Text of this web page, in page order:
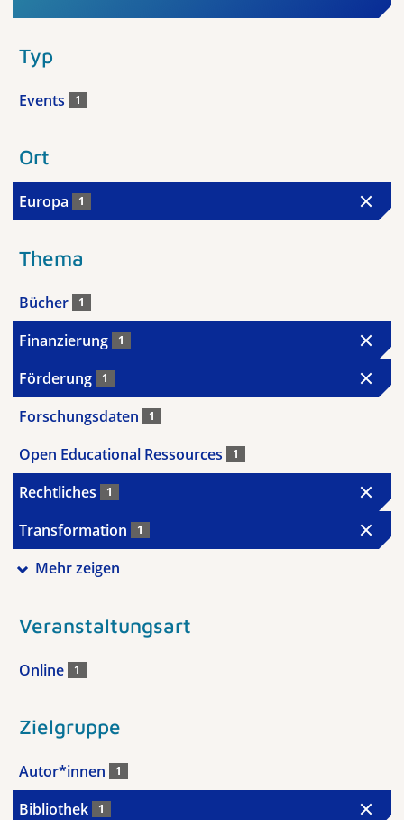
Typ
Events 1
Ort
Europa 1
Thema
Bücher 1
Finanzierung 1
Förderung 1
Forschungsdaten 1
Open Educational Ressources 1
Rechtliches 1
Transformation 1
Mehr zeigen
Veranstaltungsart
Online 1
Zielgruppe
Autor*innen 1
Bibliothek 1